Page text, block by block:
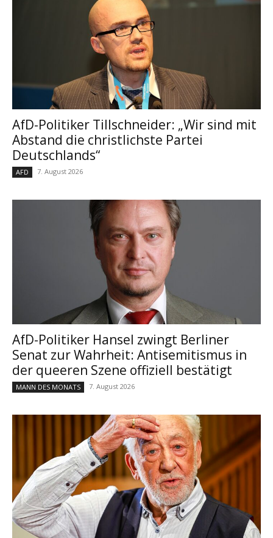
AfD-Politiker Tillschneider: „Wir sind mit
Abstand die christlichste Partei
Deutschlands“
AFD 7. August 2026
AfD-Politiker Hansel zwingt Berliner
Senat zur Wahrheit: Antisemitismus in
der queeren Szene offiziell bestätigt
MANN DES MONATS 7. August 2026